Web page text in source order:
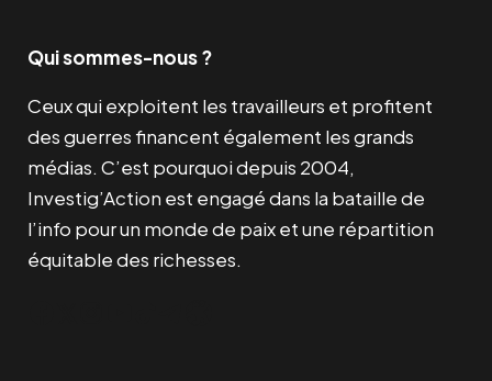
Qui sommes-nous ?
Ceux qui exploitent les travailleurs et profitent
des guerres financent également les grands
médias. C’est pourquoi depuis 2004,
Investig’Action est engagé dans la bataille de
l’info pour un monde de paix et une répartition
équitable des richesses.